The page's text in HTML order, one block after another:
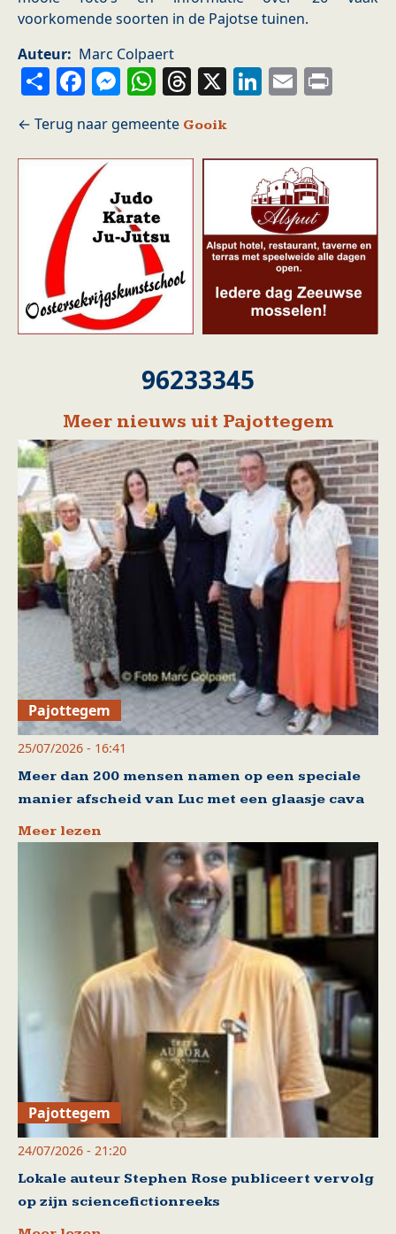
voorkomende soorten in de Pajotse tuinen.
Auteur
Marc Colpaert
ShareFacebook
Messenger
WhatsApp
Threads
X LinkedIn
Email
Gooik
96233345
Meer nieuws uit Pajottegem
Pajottegem
25/07/2026 - 16:41
Meer dan 200 mensen namen op een speciale
manier afscheid van Luc met een glaasje cava
Meer lezen
Pajottegem
24/07/2026 - 21:20
Lokale auteur Stephen Rose publiceert vervolg
op zijn sciencefictionreeks